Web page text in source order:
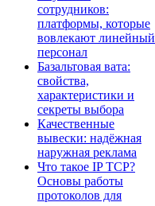
сотрудников:
платформы, которые
вовлекают линейный
персонал
Базальтовая вата:
свойства,
характеристики и
секреты выбора
Качественные
вывески: надёжная
наружная реклама
Что такое IP TCP?
Основы работы
протоколов для